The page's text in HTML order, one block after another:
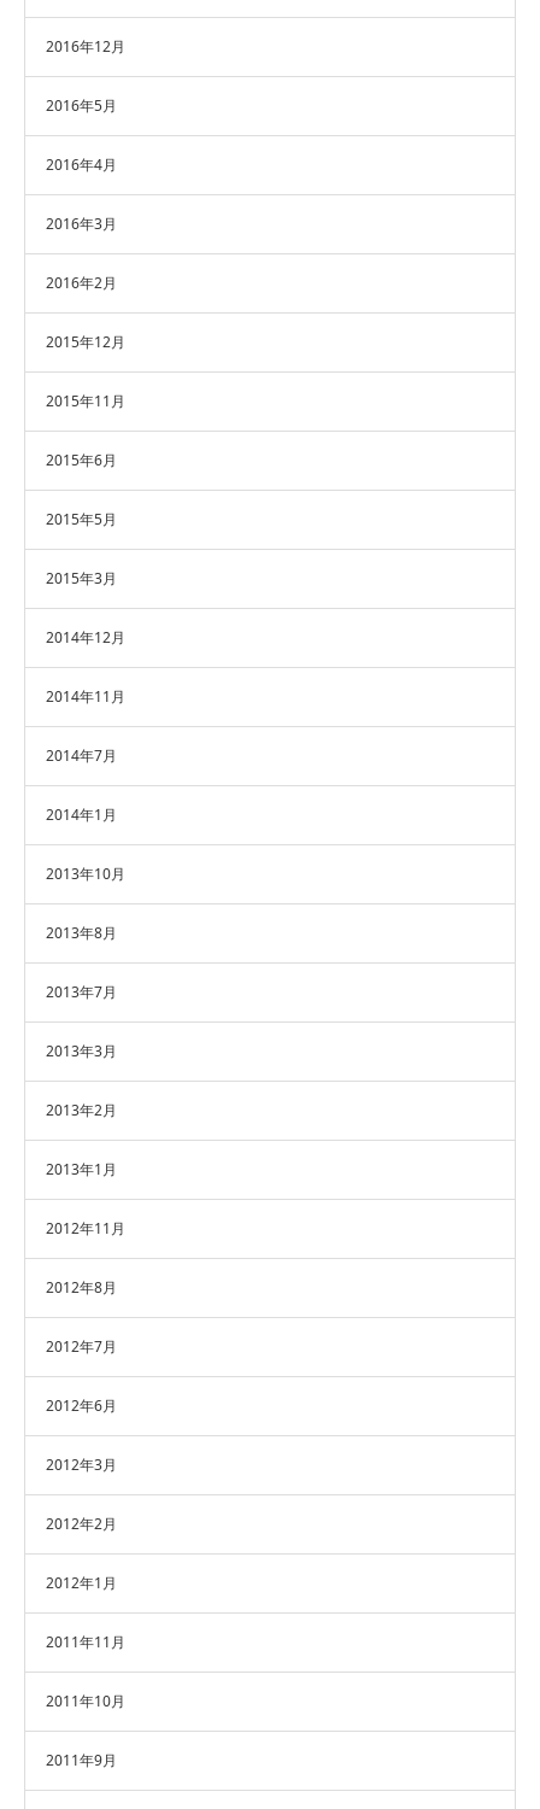
2016年12月
2016年5月
2016年4月
2016年3月
2016年2月
2015年12月
2015年11月
2015年6月
2015年5月
2015年3月
2014年12月
2014年11月
2014年7月
2014年1月
2013年10月
2013年8月
2013年7月
2013年3月
2013年2月
2013年1月
2012年11月
2012年8月
2012年7月
2012年6月
2012年3月
2012年2月
2012年1月
2011年11月
2011年10月
2011年9月